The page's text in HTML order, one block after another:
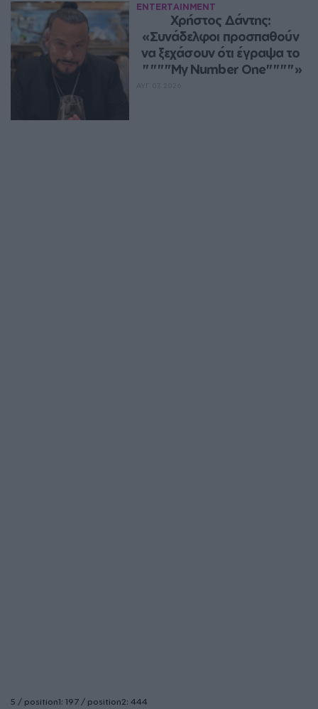
ENTERTAINMENT
Χρήστος Δάντης:
«Συνάδελφοι προσπαθούν
να ξεχάσουν ότι έγραψα το
""""My Number One""""»
5 / position1: 197 / position2: 444